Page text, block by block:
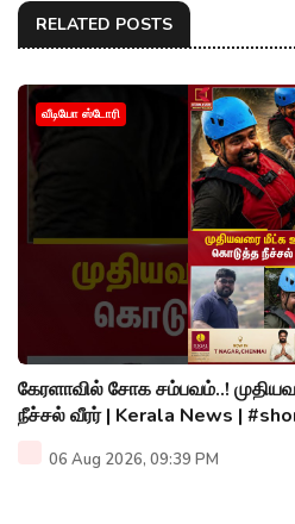
RELATED POSTS
வீடியோ ஸ்டோரி
கேரளாவில் சோக சம்பவம்..!
நீச்சல் வீரர் | Kerala News |
06 Aug 2026, 09:39 PM